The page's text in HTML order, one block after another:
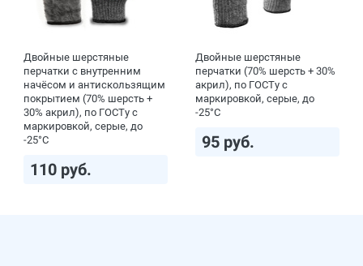
Двойные шерстяные
перчатки с внутренним
начёсом и антискользящим
покрытием (70% шерсть +
30% акрил), по ГОСТу с
маркировкой, серые, до
-25°С
110 руб.
Двойные шерстяные
перчатки (70% шерсть + 30%
акрил), по ГОСТу с
маркировкой, серые, до
-25°С
95 руб.